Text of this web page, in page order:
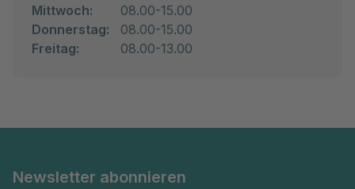
Mittwoch:
08.00-15.00
Donnerstag:
08.00-15.00
Freitag:
08.00-13.00
Newsletter abonnieren